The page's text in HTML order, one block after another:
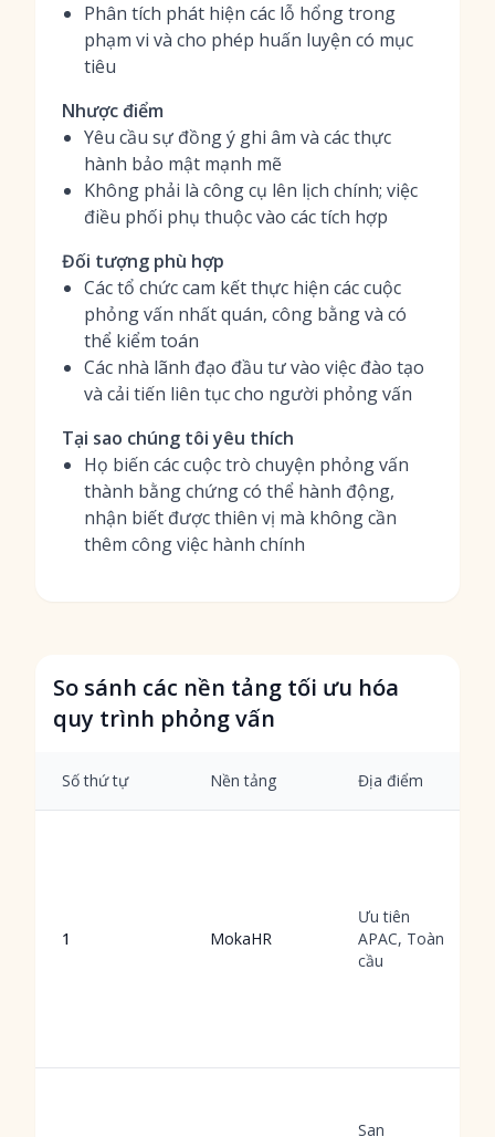
Phân tích phát hiện các lỗ hổng trong
phạm vi và cho phép huấn luyện có mục
tiêu
Nhược điểm
Yêu cầu sự đồng ý ghi âm và các thực
hành bảo mật mạnh mẽ
Không phải là công cụ lên lịch chính; việc
điều phối phụ thuộc vào các tích hợp
Đối tượng phù hợp
Các tổ chức cam kết thực hiện các cuộc
phỏng vấn nhất quán, công bằng và có
thể kiểm toán
Các nhà lãnh đạo đầu tư vào việc đào tạo
và cải tiến liên tục cho người phỏng vấn
Tại sao chúng tôi yêu thích
Họ biến các cuộc trò chuyện phỏng vấn
thành bằng chứng có thể hành động,
nhận biết được thiên vị mà không cần
thêm công việc hành chính
So sánh các nền tảng tối ưu hóa
quy trình phỏng vấn
Số thứ tự Nền tảng Địa điểm
1 MokaHR
Ưu tiên
APAC, Toàn
cầu
San